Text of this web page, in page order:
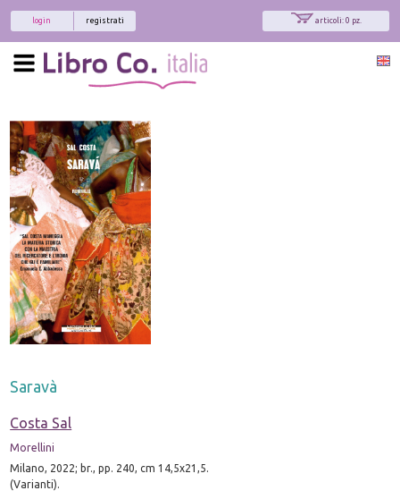
articoli: 0 pz.
registrati
login
Saravà
Costa Sal
Morellini
Milano, 2022; br., pp. 240, cm 14,5x21,5.
(Varianti).